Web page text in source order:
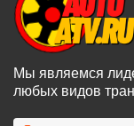
Мы являемся
любых видов